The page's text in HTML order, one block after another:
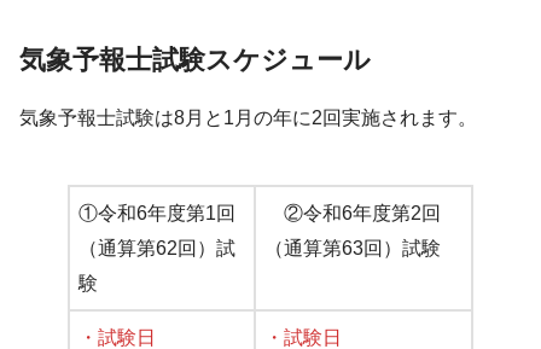
気象予報士試験スケジュール
気象予報士試験は8月と1月の年に2回実施されます。
①令和6年度第1回
（通算第62回）試
験
②令和6年度第2回
（通算第63回）試験
・試験日
・試験日